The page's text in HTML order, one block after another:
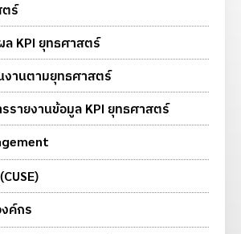
ตร์
ล KPI ยุทธศาสตร์
งานตามยุทธศาสตร์
รายงานข้อมูล KPI ยุทธศาสตร์
ค์กร